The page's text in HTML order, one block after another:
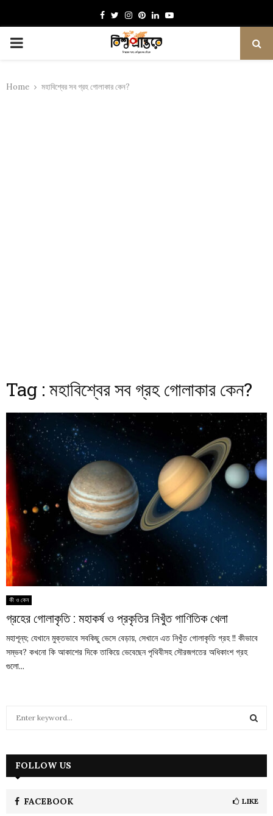
Facebook
TwitterInstagram
Pinterest
LinkedinYoutube
PRIMARY
Home মহাবিশ্বের সব গ্রহ গোলাকার কেন?
Tag : মহাবিশ্বের সব গ্রহ গোলাকার কেন?
কী ও কেন
গ্রহের গোলাকৃতি : মহাকর্ষ ও প্রকৃতির নিখুঁত গাণিতিক খেলা
মহাশূন্য; যেখানে মুক্তভাবে সবকিছু ভেসে বেড়ায়, সেখানে এত নিখুঁত গোলাকৃতি গ্রহ !! কীভাবে
সম্ভব? কখনো কি আকাশের দিকে তাকিয়ে ভেবেছেন পৃথিবীসহ সৌরজগতের অধিকাংশ গ্রহ
গুলো...
h
FOLLOW US
FACEBOOK LIKE